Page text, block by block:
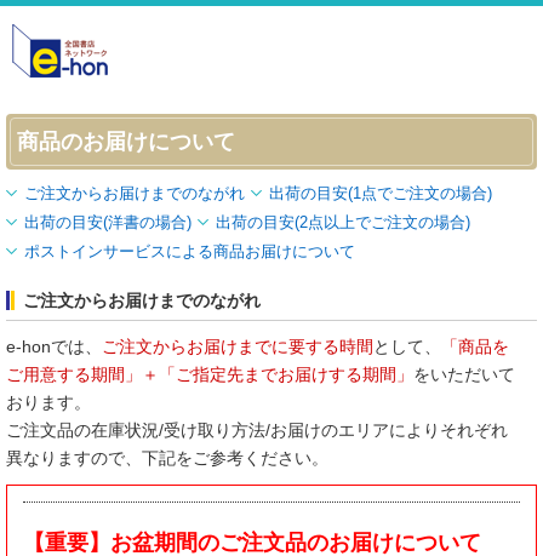
商品のお届けについて
ご注文からお届けまでのながれ
出荷の目安(1点でご注文の場合)
出荷の目安(洋書の場合)
出荷の目安(2点以上でご注文の場合)
ポストインサービスによる商品お届けについて
ご注文からお届けまでのながれ
e-honでは、 ご注文からお届けまでに要する時間 として、
「商品を
ご用意する期間」＋「ご指定先までお届けする期間」 をいただいて
おります。
ご注文品の在庫状況/受け取り方法/お届けのエリアによりそれぞれ
異なりますので、下記をご参考ください。
【重要】お盆期間のご注文品のお届けについて